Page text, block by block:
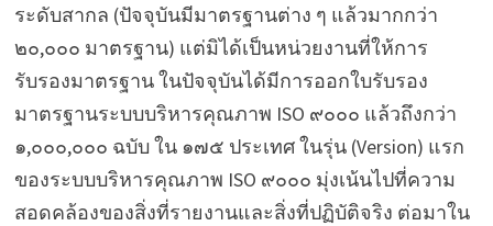
ระดับสากล (ปัจจุบันมีมาตรฐานต่าง ๆ แล้วมากกว่า
๒๐,๐๐๐ มาตรฐาน) แต่มิได้เป็นหน่วยงานที่ให้การ
รับรองมาตรฐาน ในปัจจุบันได้มีการออกใบรับรอง
มาตรฐานระบบบริหารคุณภาพ ISO ๙๐๐๐ แล้วถึงกว่า
๑,๐๐๐,๐๐๐ ฉบับ ใน ๑๗๕ ประเทศ ในรุ่น (Version) แรก
ของระบบบริหารคุณภาพ ISO ๙๐๐๐ มุ่งเน้นไปที่ความ
สอดคล้องของสิ่งที่รายงานและสิ่งที่ปฏิบัติจริง ต่อมาใน